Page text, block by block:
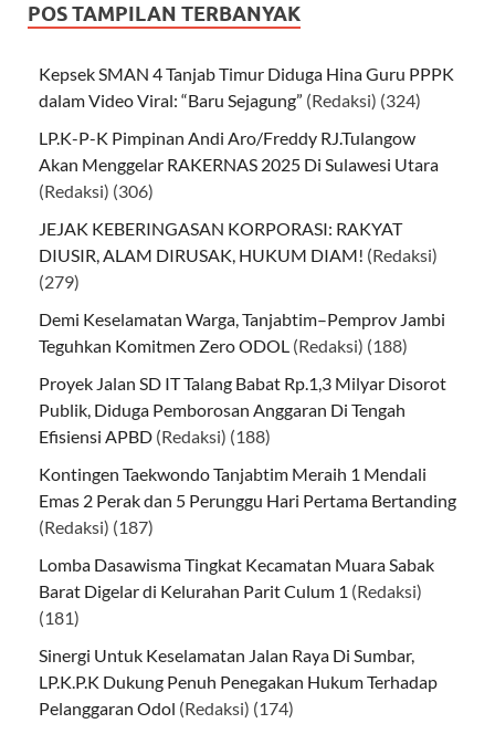
POS TAMPILAN TERBANYAK
Kepsek SMAN 4 Tanjab Timur Diduga Hina Guru PPPK
dalam Video Viral: “Baru Sejagung” (Redaksi) (324)
LP.K-P-K Pimpinan Andi Aro/Freddy RJ.Tulangow
Akan Menggelar RAKERNAS 2025 Di Sulawesi Utara
(Redaksi) (306)
JEJAK KEBERINGASAN KORPORASI: RAKYAT
DIUSIR, ALAM DIRUSAK, HUKUM DIAM! (Redaksi)
(279)
Demi Keselamatan Warga, Tanjabtim–Pemprov Jambi
Teguhkan Komitmen Zero ODOL (Redaksi) (188)
Proyek Jalan SD IT Talang Babat Rp.1,3 Milyar Disorot
Publik, Diduga Pemborosan Anggaran Di Tengah
Efisiensi APBD (Redaksi) (188)
Kontingen Taekwondo Tanjabtim Meraih 1 Mendali
Emas 2 Perak dan 5 Perunggu Hari Pertama Bertanding
(Redaksi) (187)
Lomba Dasawisma Tingkat Kecamatan Muara Sabak
Barat Digelar di Kelurahan Parit Culum 1 (Redaksi)
(181)
Sinergi Untuk Keselamatan Jalan Raya Di Sumbar,
LP.K.P.K Dukung Penuh Penegakan Hukum Terhadap
Pelanggaran Odol (Redaksi) (174)